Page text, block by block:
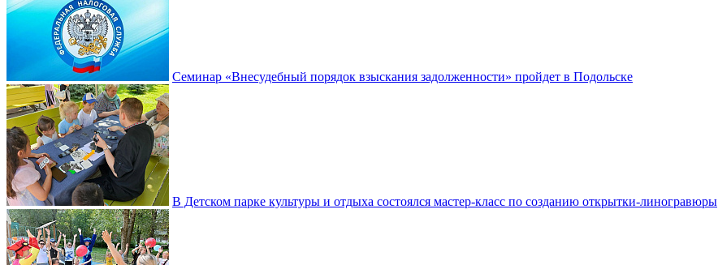
Семинар «Внесудебный порядок взыскания задолженности» пройдет в Подольске
В Детском парке культуры и отдыха состоялся мастер-класс по созданию открытки-линогравюры